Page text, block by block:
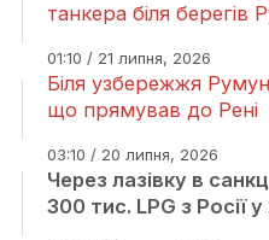
танкера біля берегів
01:10 / 21 липня, 2026
Біля узбережжя
що прямував до Рені
03:10 / 20 липня, 2026
Через лазівку в
300 тис. LPG з Росії